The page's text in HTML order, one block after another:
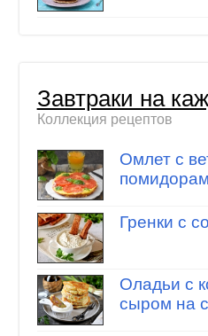
Завтраки на
Коллекция рецептов
Омлет с
Гренки с
Оладьи с
сыром на